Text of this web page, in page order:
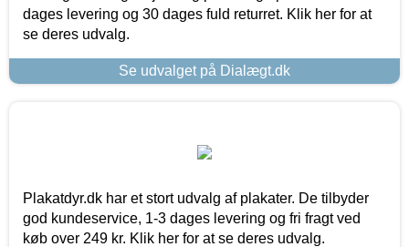
dages levering og 30 dages fuld returret. Klik her for at
se deres udvalg.
Se udvalget på Dialægt.dk
Plakatdyr.dk har et stort udvalg af plakater. De tilbyder
god kundeservice, 1-3 dages levering og fri fragt ved
køb over 249 kr. Klik her for at se deres udvalg.